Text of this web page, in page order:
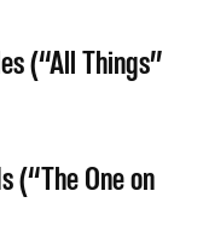
(“All Things”
(“The One on